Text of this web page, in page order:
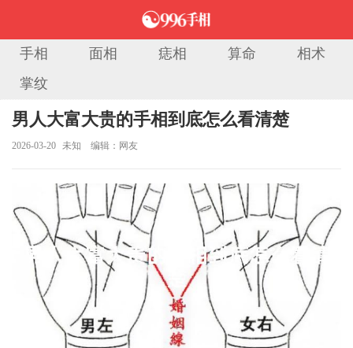
手相 面相 痣相 算命
相术
掌纹
当前位置：
男人大富大贵的手相到底怎么看清楚
2026-03-20 未知 编辑：网友